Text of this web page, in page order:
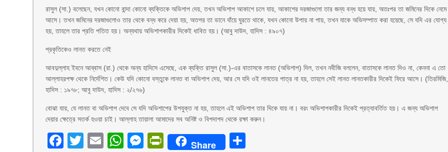
রাসুল (সা.) বলেছেন, যখন কোনো বান্দা কোনো ব্যক্তিকে অভিশাপ দেয়, তখন অভিশাপ আকাশে চলে যায়, আকাশের দরজাগুলো তার জন্য বন্ধ হয়ে যায়, অতঃপর তা জমিনের দিকে নেমে
আসে। তখন জমিনের দরজাগুলোও তার থেকে বন্ধ করে দেয়া হয়, অতপর তা ডানে বাঁয়ে ঘুরতে থাকে, যখন কোনো উপায় না পায়, তখন যাকে অভিসম্পাত করা হয়েছে, সে যদি এর যোগ্য
হয়, তাহলে তার প্রতি পতিত হয়। অন্যথায় অভিশাপকারীর দিকেই ধাবিত হয়। (আবু দাউদ, হাদিস : ৪৯০৭)
প্রকৃতিকেও লানত করতে নেই
আবদুল্লাহ ইবনে আব্বাস (রা.) থেকে অন্য হাদিসে এসেছে, এক ব্যক্তি রাসুল (সা.)-এর বাতাসকে লানত (অভিশাপ) দিল, তখন নবীজি বললেন, বাতাসকে লানত দিও না, কেননা এ তো
আল্লাহরপক্ষ থেকে নির্দেশিত। কেউ যদি কোনো বস্তুকে লানত বা অভিশাপ দেয়, আর সে যদি ওই লানতের পাত্র না হয়, তাহলে সেই লানত লানতকারীর দিকেই ফিরে আসে। (তিরমিজি,
হাদিস : ১৯৭৮; আবু দাউদ, হাদিস : ২/২৭৬)
বোঝা যায়, যে লানত বা অভিশাপ দেবে সে যদি অভিশাপের উপযুক্ত না হয়, তাহলে এই অভিশাপ তার দিকে যায় না। বরং অভিশাপকারীর দিকেই প্রত্যাবর্তিত হয়। এ জন্য অভিশাপ
দেয়ার ক্ষেত্রে সতর্ক হওয়া চাই। আল্লাহ তায়ালা আমাদের সব অনিষ্ট ও বিপদাপদ থেকে রক্ষা করুন।
Facebook
Twitter
EmailWhatsApp
Messenger
PrintFriendly
Share